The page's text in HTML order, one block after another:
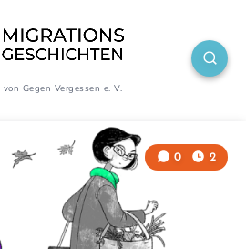
Gegen Vergessen e. V.
0 2